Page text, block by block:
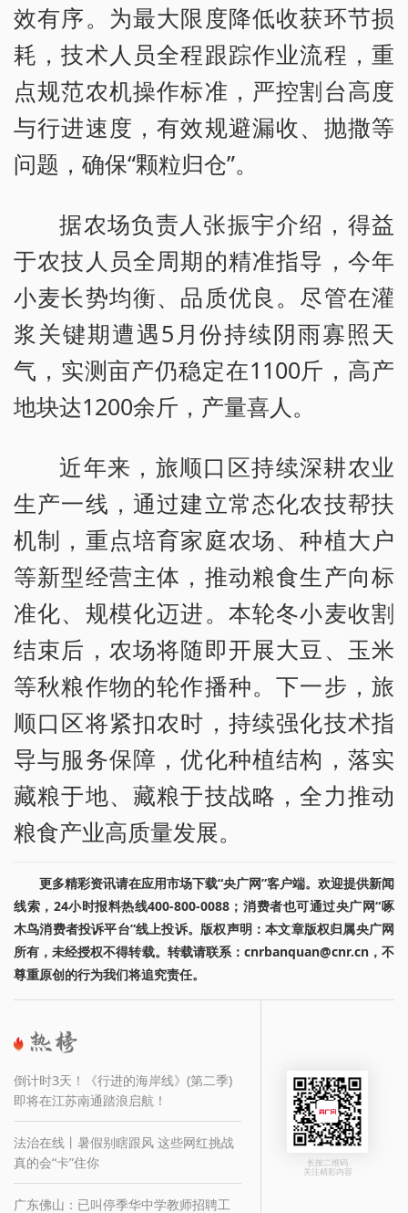
效有序。为最大限度降低收获环节损
耗，技术人员全程跟踪作业流程，重
点规范农机操作标准，严控割台高度
与行进速度，有效规避漏收、抛撒等
问题，确保“颗粒归仓”。
据农场负责人张振宇介绍，得益
于农技人员全周期的精准指导，今年
小麦长势均衡、品质优良。尽管在灌
浆关键期遭遇5月份持续阴雨寡照天
气，实测亩产仍稳定在1100斤，高产
地块达1200余斤，产量喜人。
近年来，旅顺口区持续深耕农业
生产一线，通过建立常态化农技帮扶
机制，重点培育家庭农场、种植大户
等新型经营主体，推动粮食生产向标
准化、规模化迈进。本轮冬小麦收割
结束后，农场将随即开展大豆、玉米
等秋粮作物的轮作播种。下一步，旅
顺口区将紧扣农时，持续强化技术指
导与服务保障，优化种植结构，落实
藏粮于地、藏粮于技战略，全力推动
粮食产业高质量发展。
更多精彩资讯请在应用市场下载“央广网”客户端。欢迎提供新闻
线索，24小时报料热线400-800-0088；消费者也可通过央广网“啄
木鸟消费者投诉平台”线上投诉。版权声明：本文章版权归属央广网
所有，未经授权不得转载。转载请联系：cnrbanquan@cnr.cn，不
尊重原创的行为我们将追究责任。
倒计时3天！《行进的海岸线》(第二季)
即将在江苏南通踏浪启航！
法治在线丨暑假别瞎跟风 这些网红挑战
真的会“卡”住你
广东佛山：已叫停季华中学教师招聘工
长按二维码
关注精彩内容